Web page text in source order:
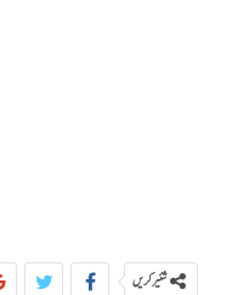
شئیر کریں